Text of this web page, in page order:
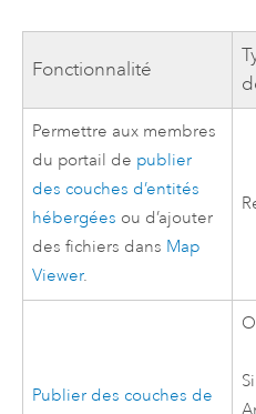
Fonctionnalité
Permettre aux membres
du portail de publier
des couches d’entités
hébergées ou d’ajouter
des fichiers dans Map
Viewer.
Publier des couches de